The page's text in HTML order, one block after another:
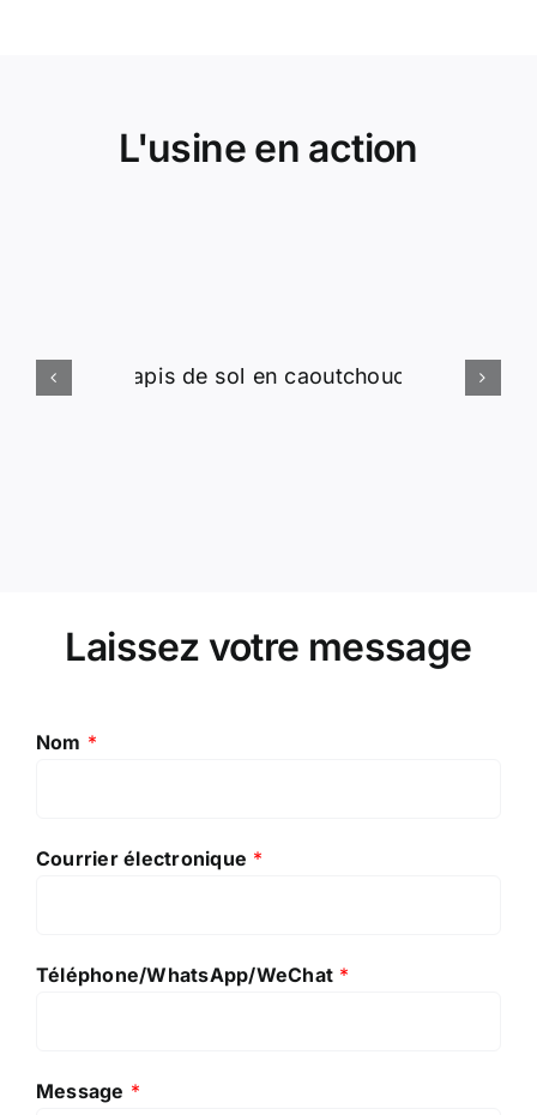
L'usine en action
Laissez votre message
Nom *
Courrier électronique *
Téléphone/WhatsApp/WeChat *
Message *